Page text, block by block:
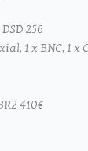
256
1 x BNC, 1
410€